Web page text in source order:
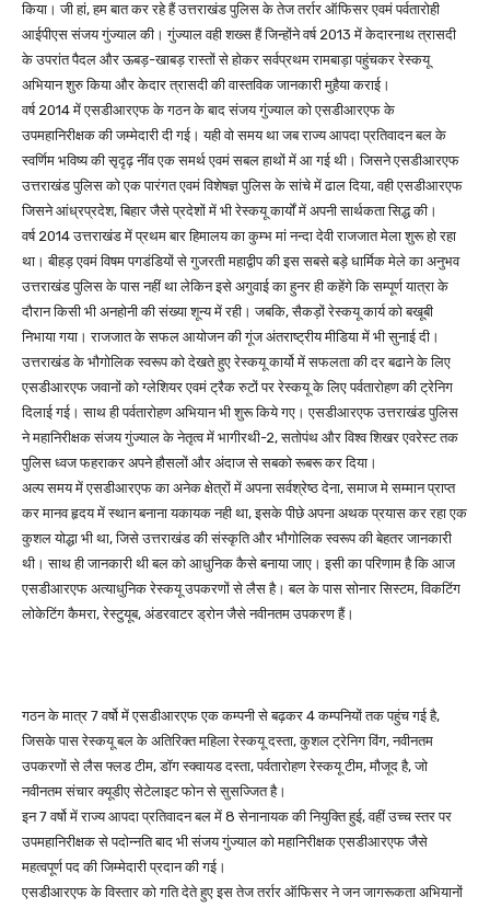
किया। जी हां, हम बात कर रहे हैं उत्तराखंड पुलिस के तेज तर्रार ऑफिसर एवमं पर्वतारोही
आईपीएस संजय गुंज्याल की। गुंज्याल वही शख्स हैं जिन्होंने वर्ष 2013 में केदारनाथ त्रासदी
के उपरांत पैदल और ऊबड़-खाबड़ रास्तों से होकर सर्वप्रथम रामबाड़ा पहुंचकर रेस्कयू
अभियान शुरु किया और केदार त्रासदी की वास्तविक जानकारी मुहैया कराई।
वर्ष 2014 में एसडीआरएफ के गठन के बाद संजय गुंज्याल को एसडीआरएफ के
उपमहानिरीक्षक की जम्मेदारी दी गई। यही वो समय था जब राज्य आपदा प्रतिवादन बल के
स्वर्णिम भविष्य की सृदृढ़ नींव एक समर्थ एवमं सबल हाथों में आ गई थी। जिसने एसडीआरएफ
उत्तराखंड पुलिस को एक पारंगत एवमं विशेषज्ञ पुलिस के सांचे में ढाल दिया, वही एसडीआरएफ
जिसने आंध्रप्रदेश, बिहार जैसे प्रदेशों में भी रेस्कयू कार्यों में अपनी सार्थकता सिद्ध की।
वर्ष 2014 उत्तराखंड में प्रथम बार हिमालय का कुम्भ मां नन्दा देवी राजजात मेला शुरू हो रहा
था। बीहड़ एवमं विषम पगडंडियों से गुजरती महाद्वीप की इस सबसे बड़े धार्मिक मेले का अनुभव
उत्तराखंड पुलिस के पास नहीं था लेकिन इसे अगुवाई का हुनर ही कहेंगे कि सम्पूर्ण यात्रा के
दौरान किसी भी अनहोनी की संख्या शून्य में रही। जबकि, सैकड़ों रेस्कयू कार्य को बखूबी
निभाया गया। राजजात के सफल आयोजन की गूंज अंतराष्ट्रीय मीडिया में भी सुनाई दी।
उत्तराखंड के भौगोलिक स्वरूप को देखते हुए रेस्कयू कार्यो में सफलता की दर बढाने के लिए
एसडीआरएफ जवानों को ग्लेशियर एवमं ट्रैक रुटों पर रेस्कयू के लिए पर्वतारोहण की ट्रेनिग
दिलाई गई। साथ ही पर्वतारोहण अभियान भी शुरू किये गए। एसडीआरएफ उत्तराखंड पुलिस
ने महानिरीक्षक संजय गुंज्याल के नेतृत्व में भागीरथी-2, सतोपंथ और विश्व शिखर एवरेस्ट तक
पुलिस ध्वज फहराकर अपने हौसलों और अंदाज से सबको रूबरू कर दिया।
अल्प समय में एसडीआरएफ का अनेक क्षेत्रों में अपना सर्वश्रेष्ठ देना, समाज मे सम्मान प्राप्त
कर मानव हृदय में स्थान बनाना यकायक नही था, इसके पीछे अपना अथक प्रयास कर रहा एक
कुशल योद्धा भी था, जिसे उत्तराखंड की संस्कृति और भौगोलिक स्वरूप की बेहतर जानकारी
थी। साथ ही जानकारी थी बल को आधुनिक कैसे बनाया जाए। इसी का परिणाम है कि आज
एसडीआरएफ अत्याधुनिक रेस्कयू उपकरणों से लैस है। बल के पास सोनार सिस्टम, विकटिंग
लोकेटिंग कैमरा, रेस्टुयूब, अंडरवाटर ड्रोन जैसे नवीनतम उपकरण हैं।
गठन के मात्र 7 वर्षो में एसडीआरएफ एक कम्पनी से बढ़कर 4 कम्पनियों तक पहुंच गई है,
जिसके पास रेस्कयू बल के अतिरिक्त महिला रेस्कयू दस्ता, कुशल ट्रेनिग विंग, नवीनतम
उपकरणों से लैस फ्लड टीम, डॉग स्क्वायड दस्ता, पर्वतारोहण रेस्कयू टीम, मौजूद है, जो
नवीनतम संचार क्यूडीए सेटेलाइट फोन से सुसज्जित है।
इन 7 वर्षो में राज्य आपदा प्रतिवादन बल में 8 सेनानायक की नियुक्ति हुई, वहीं उच्च स्तर पर
उपमहानिरीक्षक से पदोन्नति बाद भी संजय गुंज्याल को महानिरीक्षक एसडीआरएफ जैसे
महत्वपूर्ण पद की जिम्मेदारी प्रदान की गई।
एसडीआरएफ के विस्तार को गति देते हुए इस तेज तर्रार ऑफिसर ने जन जागरूकता अभियानों